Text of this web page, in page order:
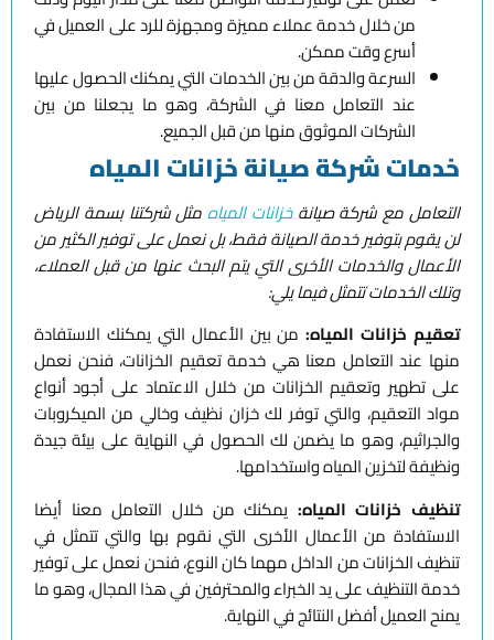
من خلال خدمة عملاء مميزة ومجهزة للرد على العميل في
أسرع وقت ممكن.
السرعة والدقة من بين الخدمات التي يمكنك الحصول عليها
عند التعامل معنا في الشركة، وهو ما يجعلنا من بين
الشركات الموثوق منها من قبل الجميع.
خدمات شركة صيانة خزانات المياه
التعامل مع شركة صيانةخزانات المياهمثل شركتنا بسمة الرياض
لن يقوم بتوفير خدمة الصيانة فقط، بل نعمل على توفير الكثير من
الأعمال والخدمات الأخرى التي يتم البحث عنها من قبل العملاء،
وتلك الخدمات تتمثل فيما يلي:
تعقيم خزانات المياه:من بين الأعمال التي يمكنك الاستفادة
منها عند التعامل معنا هي خدمة تعقيم الخزانات، فنحن نعمل
على تطهير وتعقيم الخزانات من خلال الاعتماد على أجود أنواع
مواد التعقيم، والتي توفر لك خزان نظيف وخالي من الميكروبات
والجراثيم، وهو ما يضمن لك الحصول في النهاية على بيئة جيدة
ونظيفة لتخزين المياه واستخدامها.
تنظيف خزانات المياه:يمكنك من خلال التعامل معنا أيضا
الاستفادة من الأعمال الأخرى التي نقوم بها والتي تتمثل في
تنظيف الخزانات من الداخل مهما كان النوع، فنحن نعمل على توفير
خدمة التنظيف على يد الخبراء والمحترفين في هذا المجال، وهو ما
يمنح العميل أفضل النتائج في النهاية.